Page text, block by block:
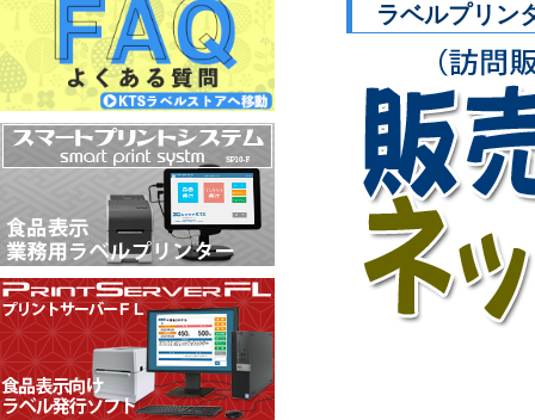
ラベルプリン